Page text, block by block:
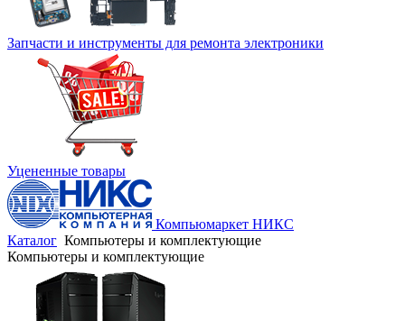
Запчасти и инструменты для ремонта электроники
Уцененные товары
Компьюмаркет НИКС
Каталог Компьютеры и комплектующие
Компьютеры и комплектующие